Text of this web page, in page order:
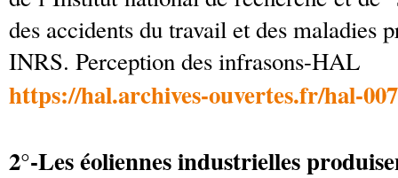
des accidents du travail et des maladies
INRS. Perception des infrasons-HAL
https://hal.archives-ouvertes.fr/hal-
2°-Les éoliennes industrielles